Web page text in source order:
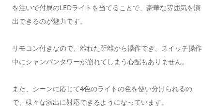
を注いで付属のLEDライトを当てることで、豪華な雰囲気を演
出できるのが魅力です。
リモコン付きなので、離れた距離から操作でき、スイッチ操作
中にシャンパンタワーが崩れてしまう心配もありません。
また、シーンに応じて4色のライトの色を使い分けられるの
で、様々な演出に対応できるようになっています。